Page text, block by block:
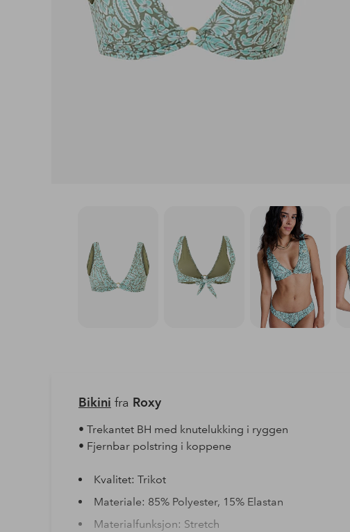
Bikini fra Roxy
• Trekantet BH med knutelukking i ryggen
• Fjernbar polstring i koppene
Kvalitet: Trikot
Materiale: 85% Polyester, 15% Elastan
Materialfunksjon: Stretch